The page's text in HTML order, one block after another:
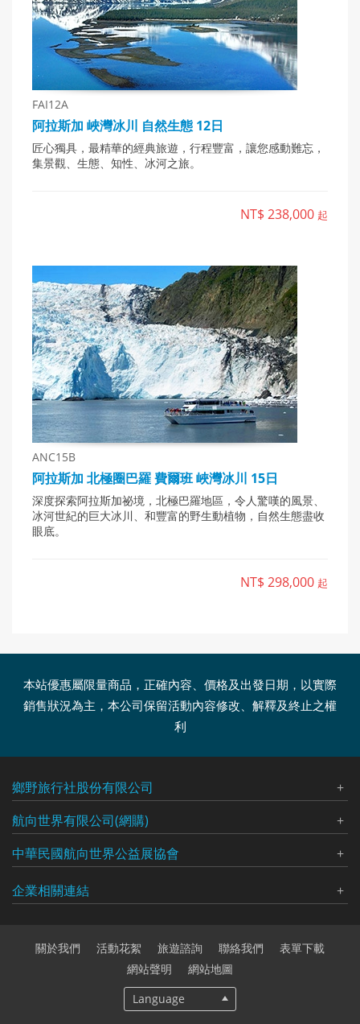
FAI12A
阿拉斯加 峽灣冰川 自然生態 12日
匠心獨具，最精華的經典旅遊，行程豐富，讓您感動難忘，
集景觀、生態、知性、冰河之旅。
NT$ 238,000 起
ANC15B
阿拉斯加 北極圈巴羅 費爾班 峽灣冰川 15日
深度探索阿拉斯加祕境，北極巴羅地區，令人驚嘆的風景、
冰河世紀的巨大冰川、和豐富的野生動植物，自然生態盡收
眼底。
NT$ 298,000 起
本站優惠屬限量商品，正確內容、價格及出發日期，以實際
銷售狀況為主，本公司保留活動內容修改、解釋及終止之權
利
鄉野旅行社股份有限公司
代表人：張永勝
聯絡人：曾玟娸
統一編號：03417207
交觀甲：015800
電話：02-7741-5198、02-2508-2112
台北巿中山區南京東路三段215號5樓
航向世界有限公司(網購)
代表人：曾玟娸
統一編號：90476224
電話：02-7741-5198
中華民國航向世界公益展協會
代表人：李小萍
聯絡人：曾玟娸
傳真：02-2508-4915
台北巿中山區南京東路三段215號5樓
企業相關連結
大地文創攝影協會
中華民國航向世界公益發展協會
俄羅斯公司：ООО"Русия Лили Тур"Russya Lily Tour LLC
關於我們 活動花絮 旅遊諮詢 聯絡我們
表單下載
網站聲明
網站地圖
Language